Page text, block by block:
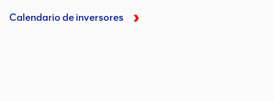
Calendario de inversores